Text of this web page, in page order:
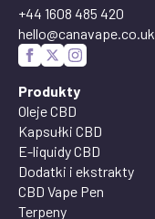
+44 1608 485 420
hello@canavape.co.uk
Produkty
Oleje CBD
Kapsułki CBD
E-liquidy CBD
Dodatki i ekstrakty
CBD Vape Pen
Terpeny